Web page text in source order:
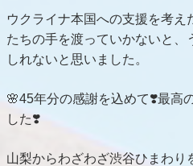
ウクライナ本国への支援を考え
たちの手を渡っていかないと、
しれないと思いました。
🌸45年分の感謝を込めて❣️最高
した❣️
山梨からわざわざ渋谷ひまわり